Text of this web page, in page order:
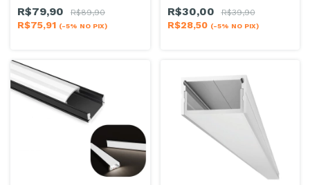
R$79,90 R$89,90
R$75,91 (-5% NO PIX)
R$30,00 R$39,90
R$28,50 (-5% NO PIX)